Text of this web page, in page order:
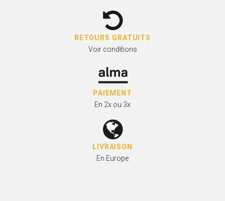
RETOURS GRATUITS
Voir conditions
PAIEMENT
En 2x ou 3x
LIVRAISON
En Europe